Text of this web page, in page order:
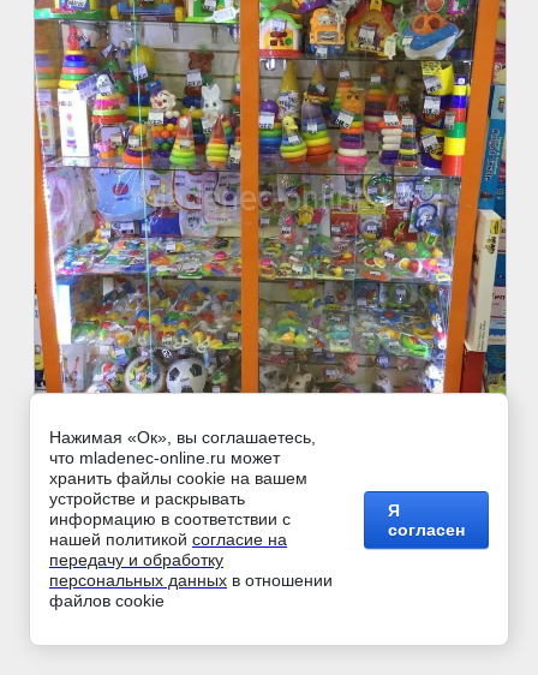
©Любовь
Нажимая «Ок», вы соглашаетесь,
что mladenec-online.ru может
хранить файлы cookie на вашем
устройстве и раскрывать
информацию в соответствии с
нашей политикой согласие на
передачу и обработку
персональных данных в ​​отношении
файлов cookie
Я
согласен